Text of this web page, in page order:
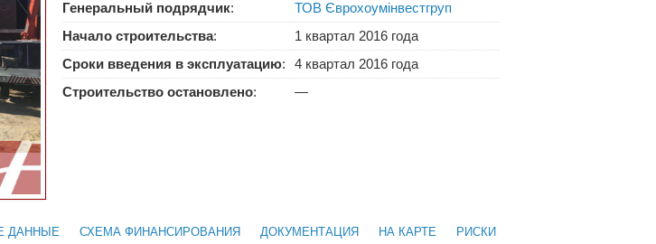
Генеральный подрядчик:
ТОВ Єврохоумінвестгруп
Начало строительства:
1 квартал 2016 года
Сроки введения в эксплуатацию:
4 квартал 2016 года
Строительство остановлено: —
ДАННЫЕ СХЕМА ФИНАНСИРОВАНИЯ ДОКУМЕНТАЦИЯ НА КАРТЕ РИСКИ